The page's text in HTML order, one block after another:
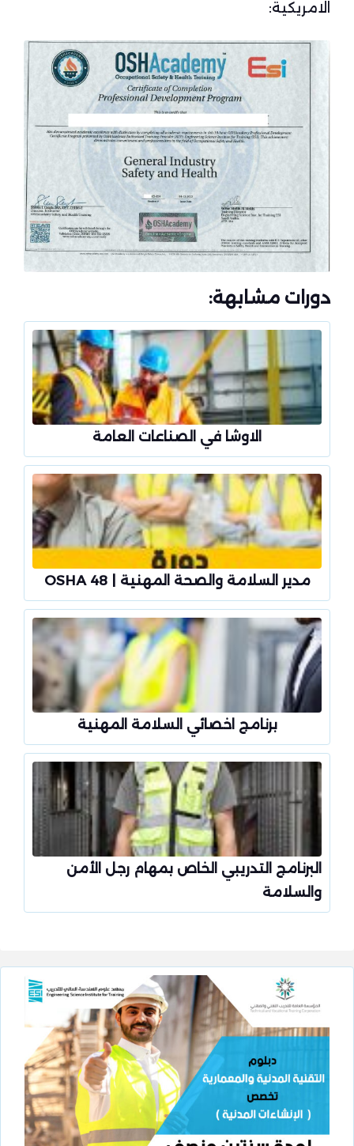
الامريكية:
دورات مشابهة:
الاوشا في الصناعات العامة
مدير السلامة والصحة المهنية | OSHA 48
برنامج اخصائي السلامة المهنية
البرنامج التدريبي الخاص بمهام رجل الأمن
والسلامة